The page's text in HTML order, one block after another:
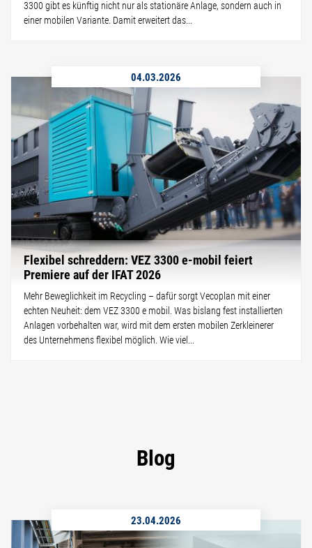
3300 gibt es künftig nicht nur als stationäre Anlage, sondern auch in
einer mobilen Variante. Damit erweitert das...
04.03.2026
Flexibel schreddern: VEZ 3300 e-mobil feiert
Premiere auf der IFAT 2026
Mehr Beweglichkeit im Recycling – dafür sorgt Vecoplan mit einer
echten Neuheit: dem VEZ 3300 e mobil. Was bislang fest installierten
Anlagen vorbehalten war, wird mit dem ersten mobilen Zerkleinerer
des Unternehmens flexibel möglich. Wie viel...
Blog
23.04.2026